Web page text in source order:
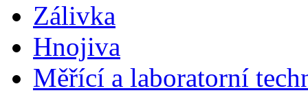
Zálivka
Hnojiva
Měřící a laboratorní